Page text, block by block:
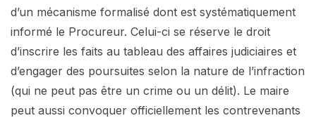
d’un mécanisme formalisé dont est systématiquement
informé le Procureur. Celui-ci se réserve le droit
d’inscrire les faits au tableau des affaires judiciaires et
d’engager des poursuites selon la nature de l’infraction
(qui ne peut pas être un crime ou un délit). Le maire
peut aussi convoquer officiellement les contrevenants